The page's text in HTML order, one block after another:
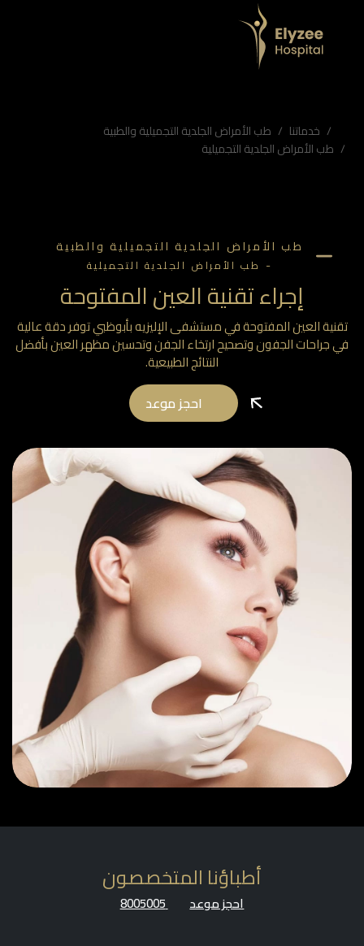
خدماتنا
طب الأمراض الجلدية التجميلية والطبية
طب الأمراض الجلدية التجميلية
طب الأمراض الجلدية التجميلية والطبية
طب الأمراض الجلدية التجميلية
إجراء تقنية العين المفتوحة
العين المفتوحة في مستشفى الإليزيه بأبوظبي توفر دقة عالية
جراحات الجفون وتصحيح ارتخاء الجفن وتحسين مظهر العين بأفضل
النتائج الطبيعية.
احجز موعد
أطباؤنا المتخصصون
احجز موعد 8005005